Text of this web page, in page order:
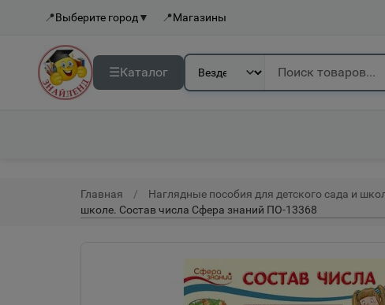
📍Выберите город ▼ 📍Магазины
☰Каталог
Главная Наглядные пособия для детского сада и
школе. Состав числа Сфера знаний ПО-13368